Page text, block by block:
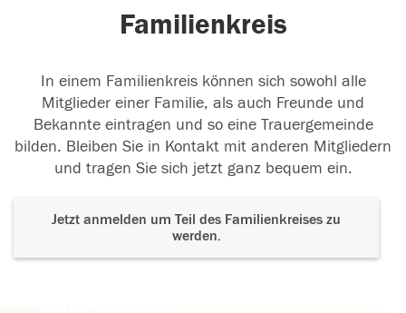
Familienkreis
In einem Familienkreis können sich sowohl alle
Mitglieder einer Familie, als auch Freunde und
Bekannte eintragen und so eine Trauergemeinde
bilden. Bleiben Sie in Kontakt mit anderen Mitgliedern
und tragen Sie sich jetzt ganz bequem ein.
Jetzt anmelden um Teil des Familienkreises zu
werden.